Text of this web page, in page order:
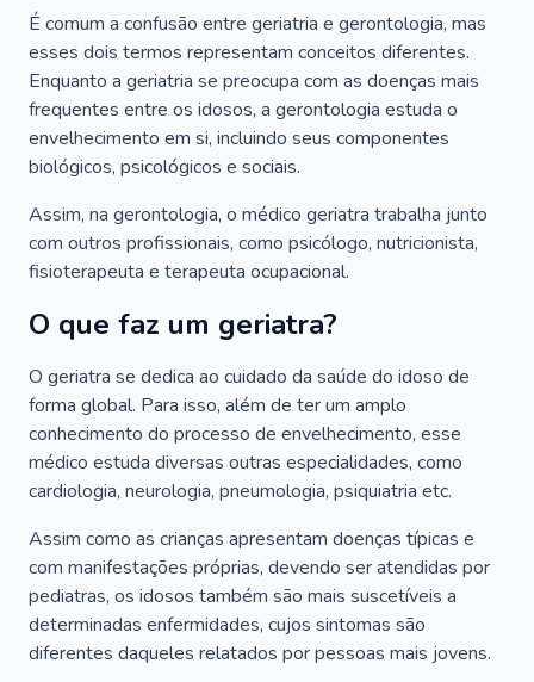
É comum a confusão entre geriatria e gerontologia, mas
esses dois termos representam conceitos diferentes.
Enquanto a geriatria se preocupa com as doenças mais
frequentes entre os idosos, a gerontologia estuda o
envelhecimento em si, incluindo seus componentes
biológicos, psicológicos e sociais.
Assim, na gerontologia, o médico geriatra trabalha junto
com outros profissionais, como psicólogo, nutricionista,
fisioterapeuta e terapeuta ocupacional.
O que faz um geriatra?
O geriatra se dedica ao cuidado da saúde do idoso de
forma global. Para isso, além de ter um amplo
conhecimento do processo de envelhecimento, esse
médico estuda diversas outras especialidades, como
cardiologia, neurologia, pneumologia, psiquiatria etc.
Assim como as crianças apresentam doenças típicas e
com manifestações próprias, devendo ser atendidas por
pediatras, os idosos também são mais suscetíveis a
determinadas enfermidades, cujos sintomas são
diferentes daqueles relatados por pessoas mais jovens.